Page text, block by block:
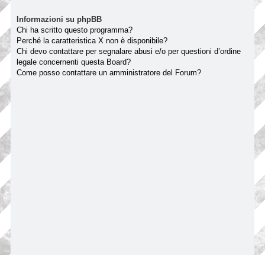
Informazioni su phpBB
Chi ha scritto questo programma?
Perché la caratteristica X non è disponibile?
Chi devo contattare per segnalare abusi e/o per questioni d’ordine
legale concernenti questa Board?
Come posso contattare un amministratore del Forum?